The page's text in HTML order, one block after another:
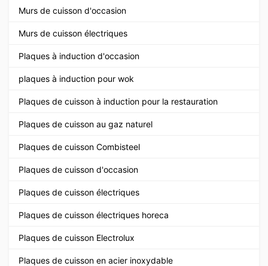
Murs de cuisson d'occasion
Murs de cuisson électriques
Plaques à induction d'occasion
plaques à induction pour wok
Plaques de cuisson à induction pour la restauration
Plaques de cuisson au gaz naturel
Plaques de cuisson Combisteel
Plaques de cuisson d'occasion
Plaques de cuisson électriques
Plaques de cuisson électriques horeca
Plaques de cuisson Electrolux
Plaques de cuisson en acier inoxydable